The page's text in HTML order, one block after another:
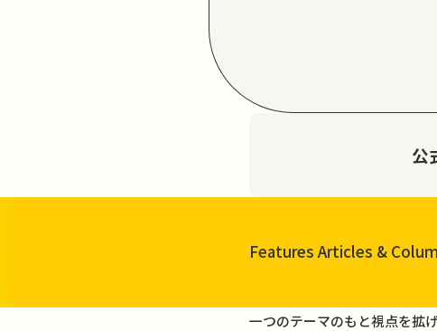
公
Features Articles &
一覧を見る
一つのテーマのもと視点を拡